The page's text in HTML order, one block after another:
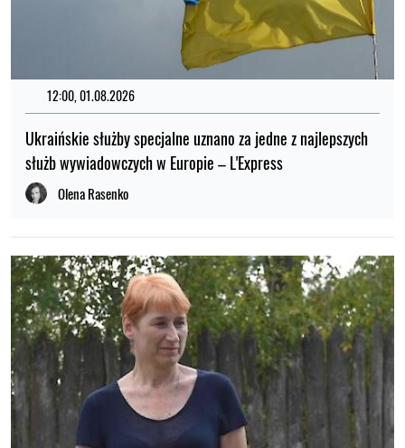
12:00, 01.08.2026
Ukraińskie służby specjalne uznano za jedne z najlepszych
służb wywiadowczych w Europie – L'Express
Olena Rasenko